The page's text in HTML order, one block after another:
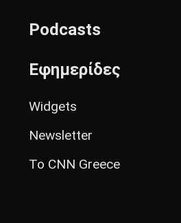
Podcasts
Εφημερίδες
Widgets
Newsletter
Το CNN Greece